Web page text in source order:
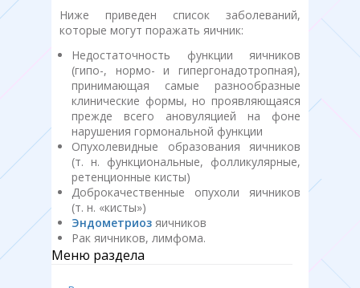
Ниже приведен список заболеваний,
которые могут поражать яичник:
Недостаточность функции яичников
(гипо-, нормо- и гипергонадотропная),
принимающая самые разнообразные
клинические формы, но проявляющаяся
прежде всего ановуляцией на фоне
нарушения гормональной функции
Опухолевидные образования яичников
(т. н. функциональные, фолликулярные,
ретенционные кисты)
Доброкачественные опухоли яичников
(т. н. «кисты»)
Эндометриоз яичников
Рак яичников, лимфома.
Меню раздела